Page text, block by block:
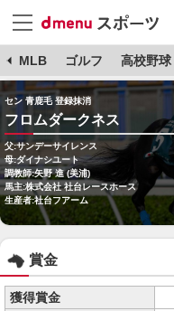
MLB ゴルフ 高校野球
セン 青鹿毛 登録抹消
フロムダークネス
父:サンデーサイレンス
母:ダイナシユート
調教師:矢野 進 (美浦)
馬主:株式会社 社台レースホース
生産者:社台フアーム
賞金
獲得賞金